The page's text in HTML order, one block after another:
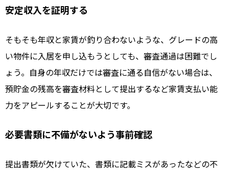
安定収入を証明する
そもそも年収と家賃が釣り合わないような、グレードの高
い物件に入居を申し込もうとしても、審査通過は困難でし
ょう。自身の年収だけでは審査に通る自信がない場合は、
預貯金の残高を審査材料として提出するなど家賃支払い能
力をアピールすることが大切です。
必要書類に不備がないよう事前確認
提出書類が欠けていた、書類に記載ミスがあったなどの不